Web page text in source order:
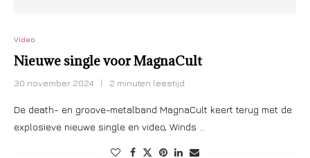
Video
Nieuwe single voor MagnaCult
30 november 2024 2 minuten leestijd
De death- en groove-metalband MagnaCult keert terug met de
explosieve nieuwe single en video, Winds …